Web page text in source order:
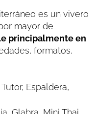
es un vivero
mayor de
principalmente en
formatos,
Espaldera,